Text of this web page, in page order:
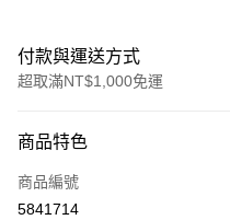
付款與運送方式
超取滿NT$1,000免運
信用卡一次付款
超商取貨付款
商品特色
商品編號
5841714